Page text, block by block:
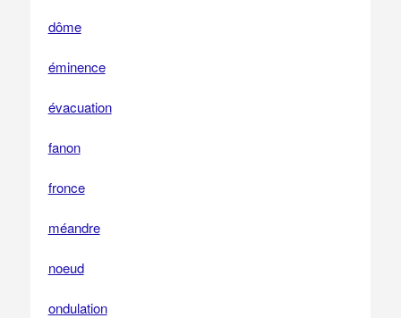
dôme
éminence
évacuation
fanon
fronce
méandre
noeud
ondulation